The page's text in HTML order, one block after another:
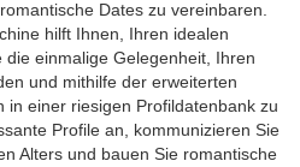
Dates zu vereinbaren.
hilft Ihnen, Ihren idealen
einmalige Gelegenheit, Ihren
und mithilfe der erweiterten
in einer riesigen Profildatenbank zu
Profile an, kommunizieren Sie
Alters und bauen Sie romantische